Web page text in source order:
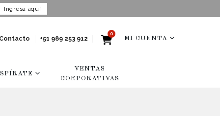
Ingresa aquí
+51 989 253 912
0
MI CUENTA
VENTAS
CORPORATIVAS